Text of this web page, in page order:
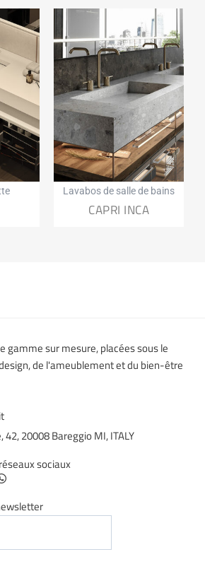
Lavabos de salle de bains
CAPRI INCA
gamme sur mesure, placées sous le
de l'ameublement et du bien-être
42, 20008 Bareggio MI, ITALY
sociaux